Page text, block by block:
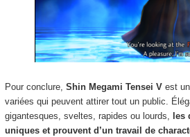
Pour conclure, Shin Megami Tensei V est
variées qui peuvent attirer tout un public.
gigantesques, sveltes, rapides ou lourds, les
uniques et prouvent d’un travail de